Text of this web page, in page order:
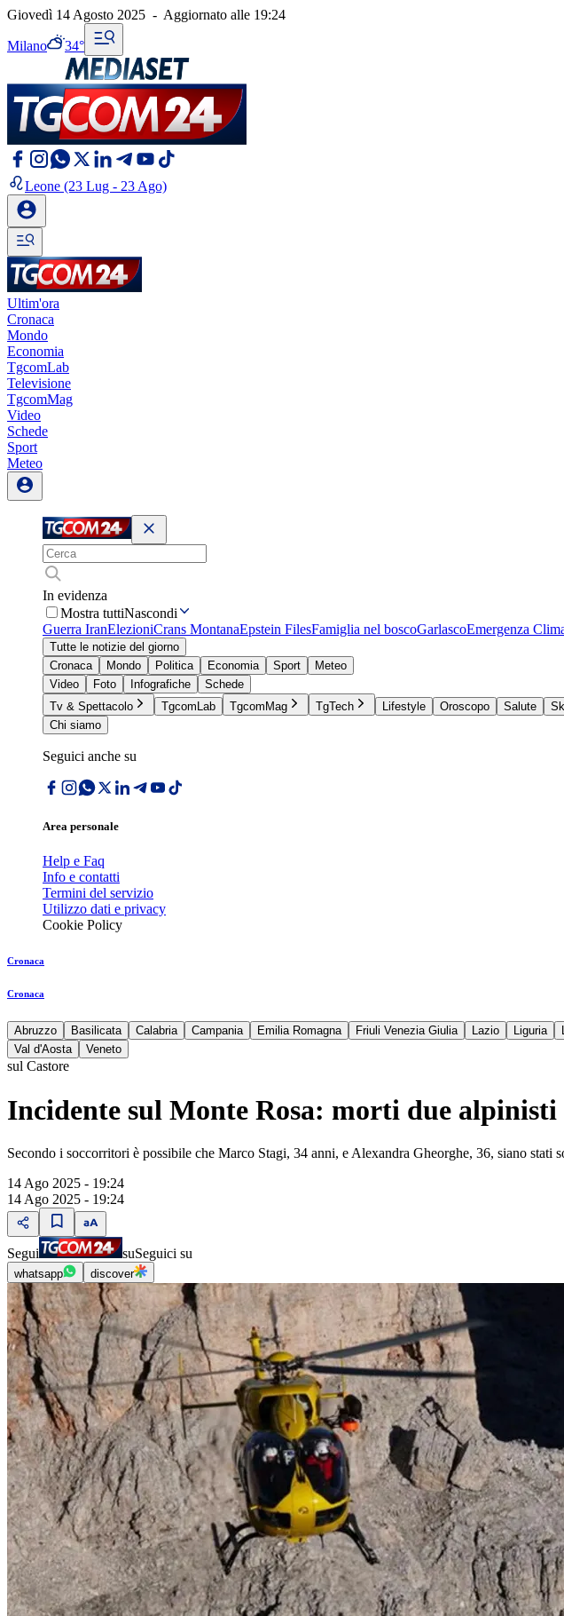
Giovedì 14 Agosto 2025 - Aggiornato alle 19:24
Milano 34°
Leone (23 Lug - 23 Ago)
Ultim'ora
Cronaca
Mondo
Economia
TgcomLab
Televisione
TgcomMag
Video
Schede
Sport
Meteo
In evidenza
Mostra tuttiNascondi
Guerra IranElezioniCrans MontanaEpstein FilesFamiglia nel boscoGarlascoEmergenza
Tutte le notizie del giorno
Cronaca
Mondo Politica Economia Sport
Meteo
Video
Foto Infografiche
Schede
Tv & Spettacolo
TgcomLab TgcomMag TgTech Lifestyle Oroscopo Salute
Chi siamo
Seguici anche su
Area personale
Help e Faq
Info e contatti
Termini del servizio
Utilizzo dati e privacy
Cookie Policy
Cronaca
Cronaca
Abruzzo Basilicata Calabria Campania Emilia Romagna Friuli Venezia Giulia Lazio Liguria
Val d'Aosta
Veneto
sul Castore
Incidente sul Monte Rosa: morti due
Secondo i soccorritori è possibile che Marco Stagi, 34 anni, e Alexandra Gheorghe, 36, siano
14 Ago 2025 - 19:24
14 Ago 2025 - 19:24
Segui suSeguici su
whatsapp discover